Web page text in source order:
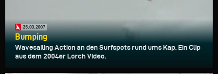
25.03.2007
Bumping
Wavesailing Action an den Surfspots rund ums Kap. Ein Clip
aus dem 2004er Lorch Video.